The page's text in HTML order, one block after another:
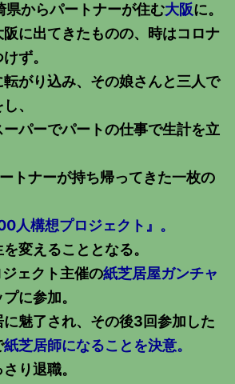
県からパートナーが住む大阪に。
に出てきたものの、時はコロナ
ず。
がり込み、その娘さんと三人で
、
パーでパートの仕事で生計を立
トナーが持ち帰ってきた一枚の
人構想プロジェクト』。
変えることとなる。
ェクト主催の紙芝居屋ガンチャ
に参加。
魅了され、その後3回参加した
紙芝居師になることを決意。
り退職。